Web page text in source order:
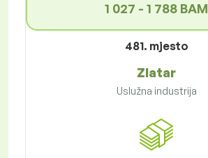
1 027 - 1 788 BAM
481. mjesto
Zlatar
Uslužna industrija